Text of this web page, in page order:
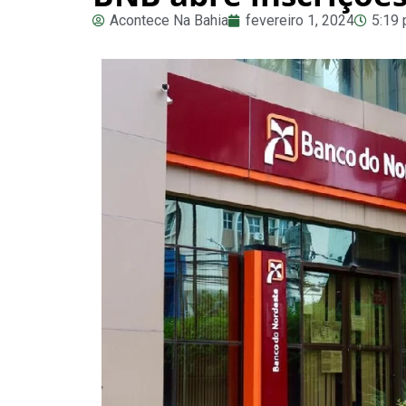
Acontece Na Bahia fevereiro 1, 2024 5:19